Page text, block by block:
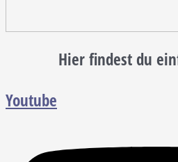
Hier findest du
Youtube